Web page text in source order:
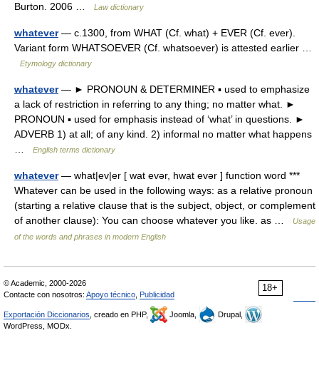
Burton. 2006 …
Law dictionary
whatever— c.1300, from WHAT (Cf. what) + EVER (Cf. ever).
Variant form WHATSOEVER (Cf. whatsoever) is attested earlier …
Etymology dictionary
whatever— ► PRONOUN & DETERMINER ▪ used to emphasize
a lack of restriction in referring to any thing; no matter what. ►
PRONOUN ▪ used for emphasis instead of ‘what’ in questions. ►
ADVERB 1) at all; of any kind. 2) informal no matter what happens
English terms dictionary
whatever— what|ev|er [ wat evər, hwat evər ] function word ***
Whatever can be used in the following ways: as a relative pronoun
(starting a relative clause that is the subject, object, or complement
of another clause): You can choose whatever you like. as …
Usage
of the words and phrases in modern English
18+
© Academic, 2000-2026
Contacte con nosotros: Apoyo técnico Publicidad
Exportación Diccionarios , creado en PHP, Joomla,
Drupal,
WordPress, MODx.